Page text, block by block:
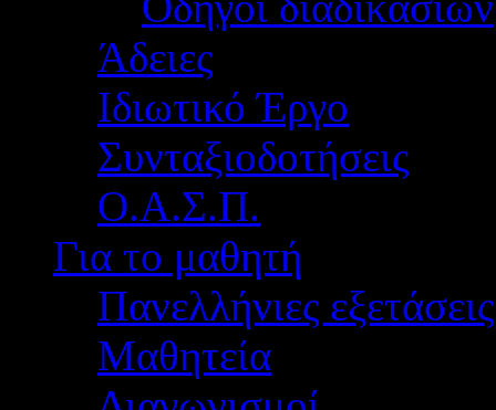
Άδειες
Ιδιωτικό Έργο
Συνταξιοδοτήσεις
Ο.Α.Σ.Π.
Για το μαθητή
Πανελλήνιες εξετάσεις
Μαθητεία